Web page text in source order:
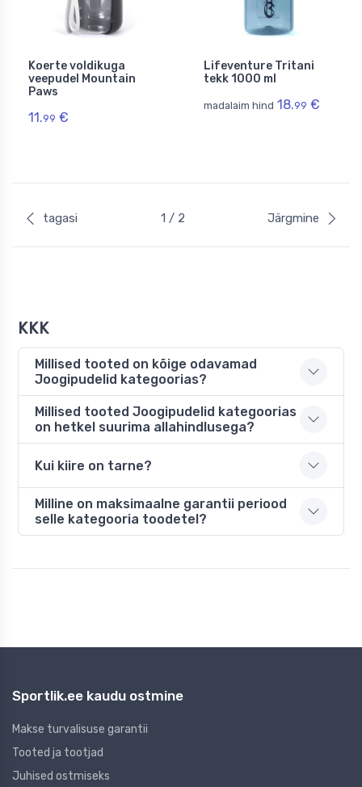
Koerte voldikuga
veepudel Mountain
Paws
11.99 €
Lifeventure Tritani
tekk 1000 ml
madalaim hind 18.99 €
tagasi 1 / 2 Järgmine
KKK
Millised tooted on kõige odavamad
Joogipudelid kategoorias?
Millised tooted Joogipudelid kategoorias
on hetkel suurima allahindlusega?
Kui kiire on tarne?
Milline on maksimaalne garantii periood
selle kategooria toodetel?
Sportlik.ee kaudu ostmine
Makse turvalisuse garantii
Tooted ja tootjad
Juhised ostmiseks